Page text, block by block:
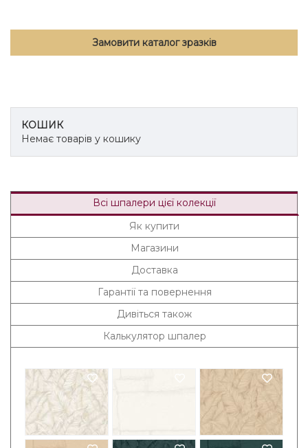
Замовити каталог зразків
КОШИК
Немає товарів у кошику
Всі шпалери цієї колекції
Як купити
Магазини
Доставка
Гарантії та повернення
Дивіться також
Калькулятор шпалер